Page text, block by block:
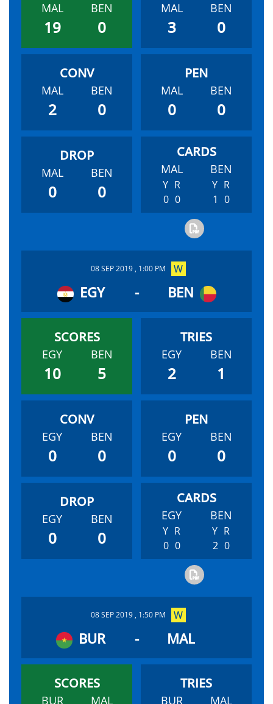
MAL BEN
19 0
MAL BEN
3 0
MAL BEN
2 0
MAL BEN
0 0
MAL BEN
0 0
MAL BEN
Y R
0 0
Y R
1 0
08 SEP 2019 , 1:00 PM
EGY - BEN
EGY BEN
10 5
EGY BEN
2 1
EGY BEN
0 0
EGY BEN
0 0
EGY BEN
0 0
EGY BEN
Y R
0 0
Y R
2 0
08 SEP 2019 , 1:50 PM
BUR - MAL
BUR MAL BUR MAL